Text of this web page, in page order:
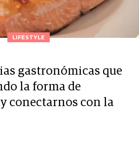
LIFESTYLE
gastronómicas que
la forma de
conectarnos con la